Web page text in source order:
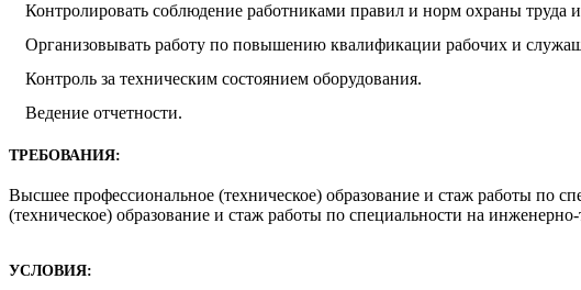
Контролировать соблюдение работниками правил и норм охраны труда
Организовывать работу по повышению квалификации рабочих и
Контроль за техническим состоянием оборудования.
Ведение отчетности.
ТРЕБОВАНИЯ:
Высшее профессиональное (техническое) образование и стаж работы по
(техническое) образование и стаж работы по специальности на
УСЛОВИЯ: